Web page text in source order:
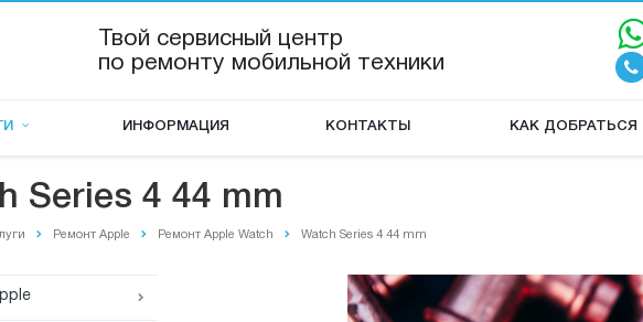
Твой сервисный центр
по ремонту мобильной техники
ИНФОРМАЦИЯ КОНТАКТЫ КАК ДОБРАТЬСЯ
Series 4 44 mm
Ремонт Apple Ремонт Apple Watch Watch Series 4 44 mm